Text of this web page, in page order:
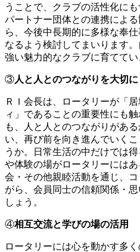
うことで、クラブの活性化に
パートナー団体との連携によ
ら、今後中長期的に多様な奉
なるよう検討してまいります
強い魅力的なクラブに育ててい
③人と人とのつながりを大切に
ＲＩ会長は、ロータリーが「
ィ」であることの重要性にも
も、人と人とのつながりがあ
い、再び前を向き進んでいく
うか。日常生活の中だけでは
や体験の場がロータリーには
会・その他親睦活動を通じ、
がら、会員同士の信頼関係・
しょう。
④相互交流と学びの場の活用
ロータリーには心を動かす多